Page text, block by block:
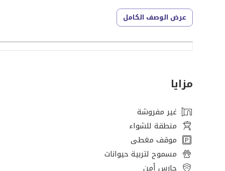
مميزات العقار:
غرفتي نوم واسعتين
تجربة معيشة على غرار الفنادق
منطقة معيشة وتناول طعام مشرقة
مطبخ حديث مع الأجهزة
خزائن مدمجة
حمامات عصرية
مواقف سيارات مخصصة
عرض الوصف الكامل
مزايا
غير مفروشة
منطقة للشواء
موقف مغطى
مسموح لتربية حيوانات
حارس أمن